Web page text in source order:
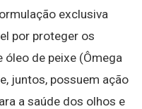
exclusiva
por proteger os
de peixe (Ômega
juntos, possuem ação
a saúde dos olhos e